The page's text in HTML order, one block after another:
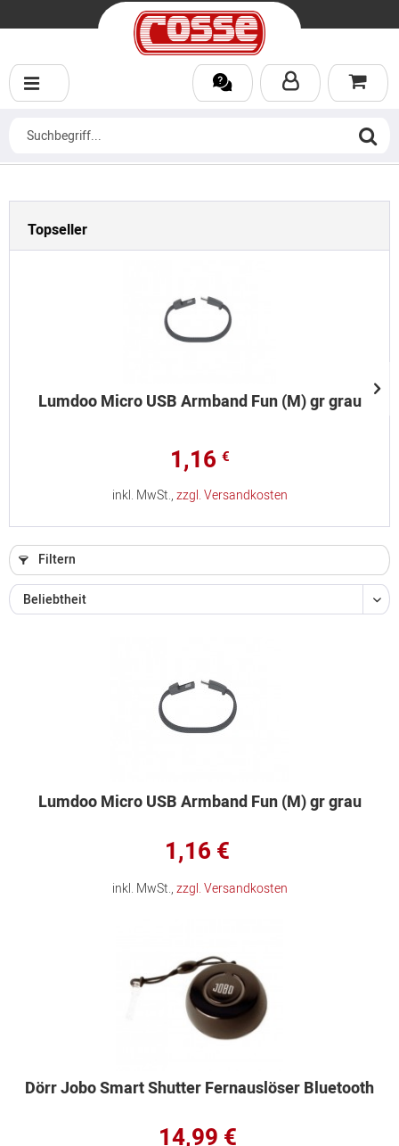
Topseller
Lumdoo Micro USB Armband Fun (M) gr grau
1,16 €
inkl. MwSt.,zzgl. Versandkosten
Filtern
Lumdoo Micro USB Armband Fun (M) gr grau
1,16 €
inkl. MwSt.,zzgl. Versandkosten
Dörr Jobo Smart Shutter Fernauslöser Bluetooth
14,99 €